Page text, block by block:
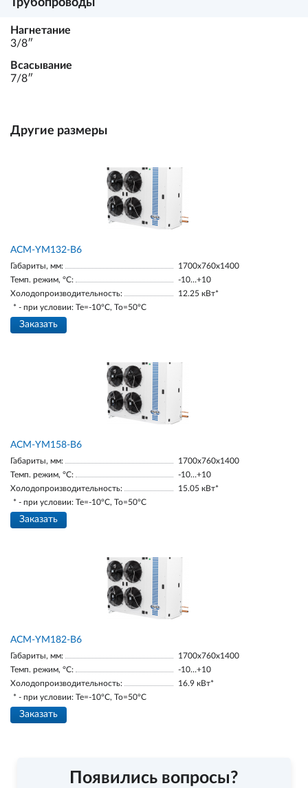
Трубопроводы
Нагнетание
3/8ʺ
Всасывание
7/8ʺ
Другие размеры
АСМ-YM132-В6
Габариты, мм:
1700х760х1400
Темп. режим, °С:
-10…+10
Холодопроизводительность:
12.25 кВт*
* - при условии: Te=-10ºC, To=50ºC
Заказать
АСМ-YM158-В6
Габариты, мм:
1700х760х1400
Темп. режим, °С:
-10…+10
Холодопроизводительность:
15.05 кВт*
* - при условии: Te=-10ºC, To=50ºC
Заказать
АСМ-YM182-В6
Габариты, мм:
1700х760х1400
Темп. режим, °С:
-10…+10
Холодопроизводительность:
16.9 кВт*
* - при условии: Te=-10ºC, To=50ºC
Заказать
Появились вопросы?